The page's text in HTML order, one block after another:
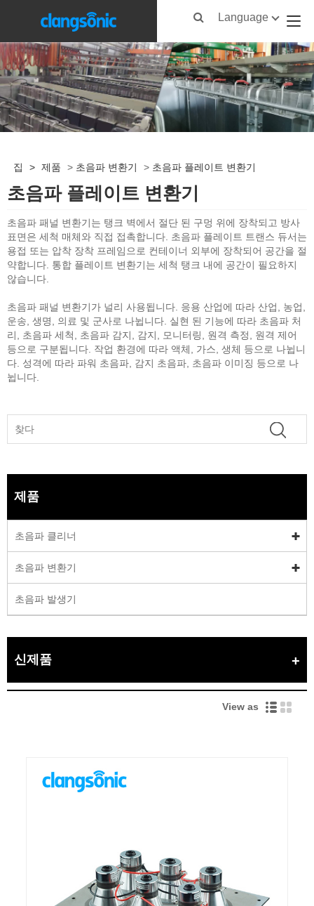
Language
집 > 제품 > 초음파 변환기 > 초음파 플레이트 변환기
초음파 플레이트 변환기
초음파 패널 변환기는 탱크 벽에서 절단 된 구멍 위에 장착되고 방사
표면은 세척 매체와 직접 접촉합니다. 초음파 플레이트 트랜스 듀서는
용접 또는 압착 장착 프레임으로 컨테이너 외부에 장착되어 공간을 절
약합니다. 통합 플레이트 변환기는 세척 탱크 내에 공간이 필요하지
않습니다.
초음파 패널 변환기가 널리 사용됩니다. 응용 산업에 따라 산업, 농업,
운송, 생명, 의료 및 군사로 나뉩니다. 실현 된 기능에 따라 초음파 처
리, 초음파 세척, 초음파 감지, 감지, 모니터링, 원격 측정, 원격 제어
등으로 구분됩니다. 작업 환경에 따라 액체, 가스, 생체 등으로 나뉩니
다. 성격에 따라 파워 초음파, 감지 초음파, 초음파 이미징 등으로 나
뉩니다.
제품
초음파 클리너
초음파 변환기
초음파 발생기
신제품
View as